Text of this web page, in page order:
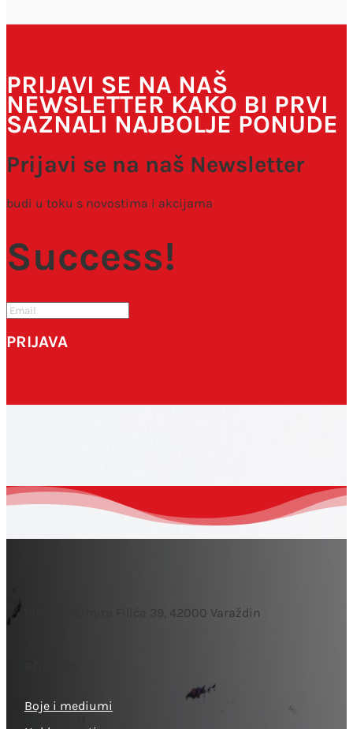
internet pregledniku za sljedeći put kada budem
PRIJAVI SE NA NAŠ
NEWSLETTER KAKO BI PRVI
SAZNALI NAJBOLJE PONUDE
Prijavi se na naš Newsletter
budi u toku s novostima i akcijama
Success!
PRIJAVA
Ulica Krešimira Filića 39, 42000 Varaždin
Boje i mediumi